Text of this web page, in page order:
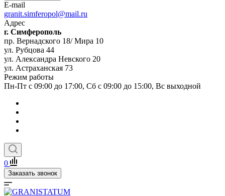
E-mail
granit.simferopol@mail.ru
Адрес
г. Симферополь
пр. Вернадского 18/ Мира 10
ул. Рубцова 44
ул. Александра Невского 20
ул. Астраханская 73
Режим работы
Пн-Пт с 09:00 до 17:00, Сб с 09:00 до 15:00, Вс выходной
0
Заказать звонок